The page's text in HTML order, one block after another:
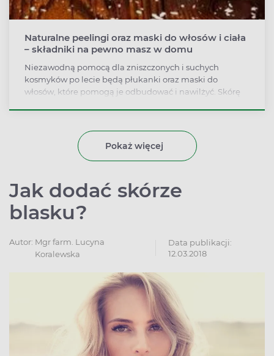
Naturalne peelingi oraz maski do włosów i ciała
– składniki na pewno masz w domu
Niezawodną pomocą dla zniszczonych i suchych
kosmyków po lecie będą płukanki oraz maski do
włosów, które pomogą je odbudować i nawilżyć. Skórę
Pokaż więcej
Jak dodać skórze
blasku?
Autor: Mgr farm. Lucyna
Koralewska
Data publikacji:
12.03.2018